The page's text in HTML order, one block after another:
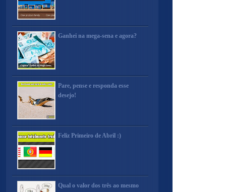
Ganhei na mega-sena e agora?
Pare, pense e responda esse
desejo!
Feliz Primeiro de Abril :)
Qual o valor dos três ao mesmo